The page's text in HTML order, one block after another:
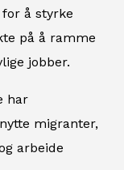
å styrke
på å ramme
jobber.
har
migranter,
arbeide